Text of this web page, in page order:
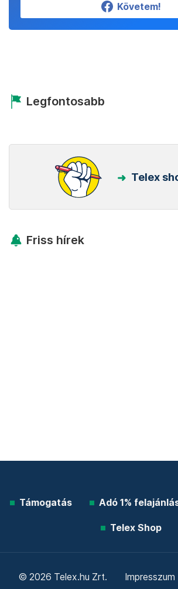
Követem!
Legfontosabb
Telex
Friss hírek
Támogatás Adó 1%
Telex Shop
© 2026 Telex.hu Zrt. Impresszum